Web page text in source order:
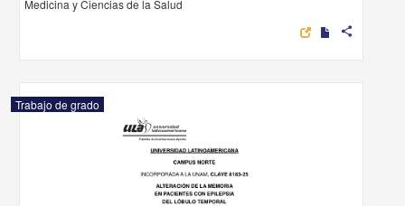
Medicina y Ciencias de la Salud
share
Trabajo de grado